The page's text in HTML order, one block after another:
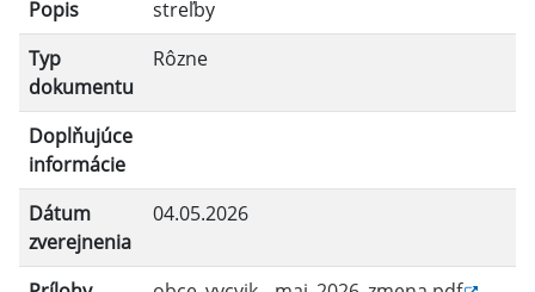
Filtrovať
Popis
streľby
Typ
dokumentu
Rôzne
Doplňujúce
informácie
Dátum
zverejnenia
04.05.2026